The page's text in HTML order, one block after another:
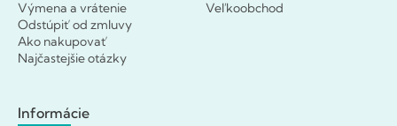
Výmena a vrátenie
Odstúpiť od zmluvy
Ako nakupovať
Najčastejšie otázky
Veľkoobchod
Informácie